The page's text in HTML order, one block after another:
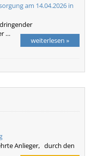
am 14.04.2026 in
…
weiterlesen »
Anlieger, durch den